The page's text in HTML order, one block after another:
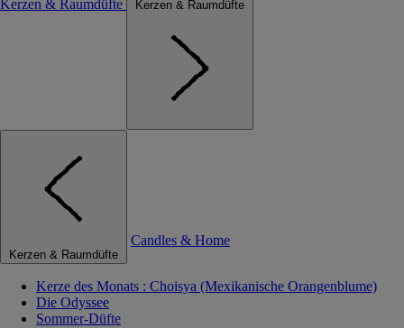
Kerzen & Raumdüfte
Kerzen & Raumdüfte
Kerzen & Raumdüfte
Candles & Home
Kerze des Monats : Choisya (Mexikanische Orangenblume)
Die Odyssee
Sommer-Düfte